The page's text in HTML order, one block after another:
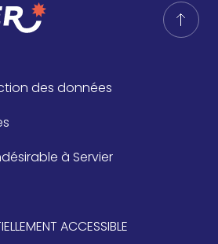
des données
à Servier
ACCESSIBLE